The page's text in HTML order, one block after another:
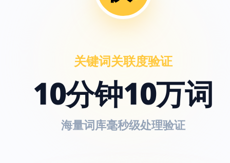
关键词关联度验证
10分钟10万词
海量词库毫秒级处理验证